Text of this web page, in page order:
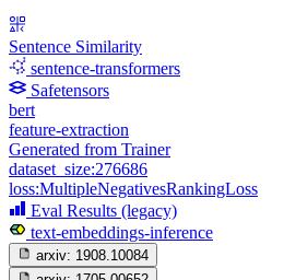
Sentence Similarity
sentence-transformers
Safetensors
bert
feature-extraction
Generated from Trainer
dataset_size:276686
loss:MultipleNegativesRankingLoss
Eval Results (legacy)
text-embeddings-inference
arxiv: 1908.10084